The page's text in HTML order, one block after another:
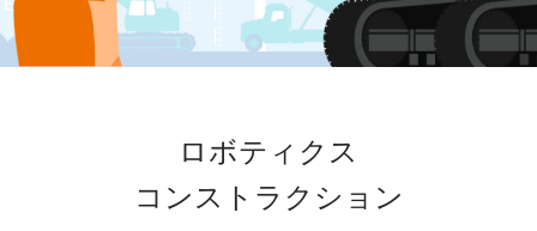
ロボティクス
コンストラクション